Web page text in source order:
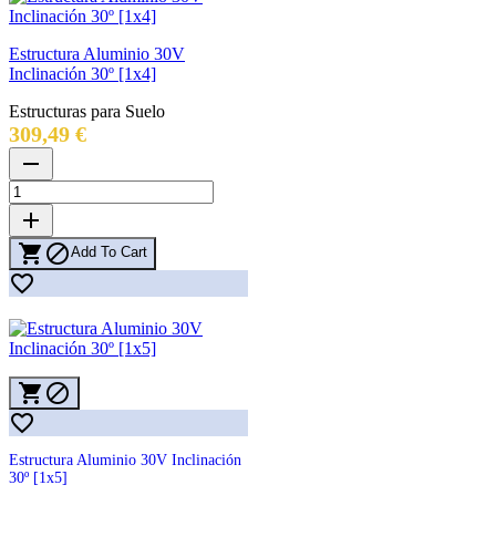
Estructura Aluminio 30V
Inclinación 30º [1x4]
Estructuras para Suelo
309,49 €Precio
remove
add
 Add To Cart

 

Estructura Aluminio 30V Inclinación
30º [1x5]